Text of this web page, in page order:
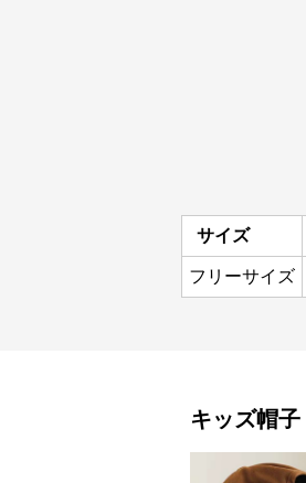
サイズ
フリーサイズ
キッズ帽子